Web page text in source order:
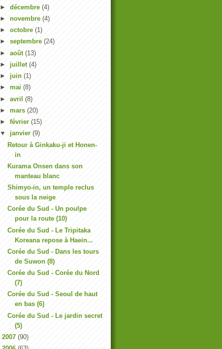
► décembre (4)
► novembre (4)
► octobre (1)
► septembre (24)
► août (13)
► juillet (4)
► juin (1)
► mai (8)
► avril (8)
► mars (20)
► février (15)
▼ janvier (9)
Retour à Ginkaku-ji et Honen-
in
Kurama Onsen dans son
manteau blanc
Shimyo-in, un temple reclus
sous la neige
Corée du Sud - Un poulpe
pour la route (10)
Corée du Sud - Le Tripitaka
Koreana repose à Haein...
Corée du Sud - Dans les tours
de Suwon (8)
Corée du Sud - Corée du Nord
(7)
Corée du Sud - Seoul de haut
en bas (6)
Corée du Sud - Le jardin secret
(5)
2007 (90)